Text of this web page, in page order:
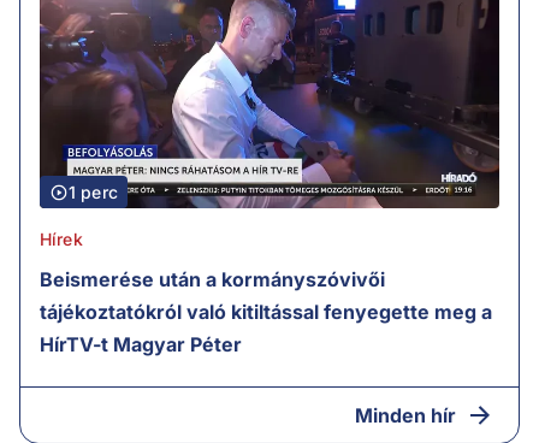
1 perc
Hírek
Beismerése után a kormányszóvivői
tájékoztatókról való kitiltással fenyegette meg a
HírTV-t Magyar Péter
Minden hír